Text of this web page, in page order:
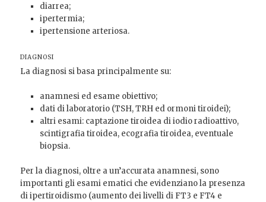
diarrea;
ipertermia;
ipertensione arteriosa.
DIAGNOSI
La diagnosi si basa principalmente su:
anamnesi ed esame obiettivo;
dati di laboratorio (TSH, TRH ed ormoni tiroidei);
altri esami: captazione tiroidea di iodio radioattivo,
scintigrafia tiroidea, ecografia tiroidea, eventuale
biopsia.
Per la diagnosi, oltre a un’accurata anamnesi, sono
importanti gli esami ematici che evidenziano la presenza
di ipertiroidismo (aumento dei livelli di FT3 e FT4 e